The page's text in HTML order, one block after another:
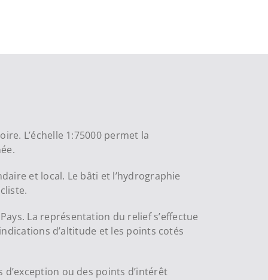
L’échelle 1:75000 permet la
et local. Le bâti et l’hydrographie
La représentation du relief s’effectue
d’altitude et les points cotés
ou des points d’intérêt